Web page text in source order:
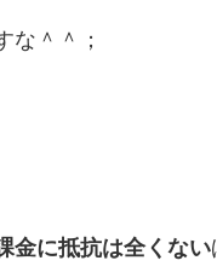
な＾＾；
金に抵抗は全くない